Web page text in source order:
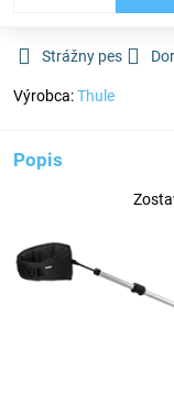
Strážny pes
Výrobca:Thule
Popis